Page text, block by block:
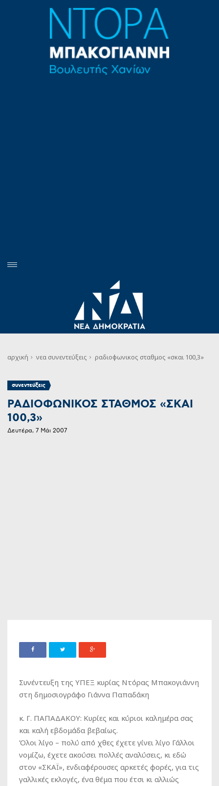
αρχική νεα συνεντεύξεις ραδιοφωνικος σταθμος «σκαι 100,3»
συνεντεύξεις
ΡΑΔΙΟΦΩΝΙΚΟΣ ΣΤΑΘΜΟΣ «ΣΚΑΙ
100,3»
Δευτέρα, 7 Μάι 2007
Συνέντευξη της ΥΠΕΞ κυρίας Ντόρας Μπακογιάννη
στη δημοσιογράφο Γιάννα Παπαδάκη
κ. Γ. ΠΑΠΑΔΑΚΟΥ: Κυρίες και κύριοι καλημέρα σας
και καλή εβδομάδα βεβαίως.
Όλοι λίγο – πολύ από χθες έχετε γίνει λίγο Γάλλοι
νομίζω, έχετε ακούσει πολλές αναλύσεις, κι εδώ
στον «ΣΚΑΪ», ενδιαφέρουσες αρκετές φορές, για τις
γαλλικές εκλογές, ένα θέμα που έτσι κι αλλιώς